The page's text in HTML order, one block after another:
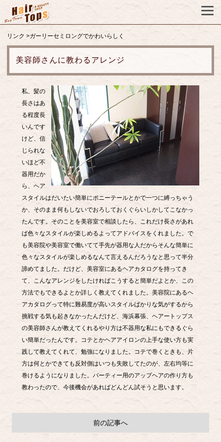
リンク >ガーリーセミロングでかわいらしく
美容師さんに教わるアレンジ
私、髪の
長さはあ
る程度長
いんです
けど、信
じられな
いほど不
器用だか
ら、ヘア
スタイルはだいたい簡単にポニーテールとかで一つに縛っちゃう
か、そのまま何もしないでおろしておくぐらいしかしてこなかっ
たんです。そのことを美容室で相談したら、これだけ長さがあれ
ば色々なスタイルが楽しめるよってアドバイスをくれました。で
も美容院や美容室で働いてて手先が器用な人だからそんな簡単に
色々なスタイルが楽しめるなんて言えるんだろうなと思って半分
諦めてました。だけど、美容室にあるヘアカタログを持ってき
て、こんなアレンジをしたければこうすると簡単だよとか、この
方法でもできるよとか詳しく教えてくれました。美容院にあるヘ
アカタログって特に難易度が高いスタイルばかりな気がするから
挑戦する気も起きなかったんだけど、海浜幕張、ヘアートップス
の美容師さんが教えてくれるやり方は不器用な私にもできるぐら
い簡単だったんです。コテとかヘアアイロンの上手な使い方も実
践して教えてくれて、勉強になりました。コテで巻くときも、片
方は何とかできても反対側はいつも失敗してたのが、左右均等に
巻けるようになりました。パーティー用のアップヘアの作り方も
教わったので、今後機会があればどんどん試そうと思います。
前の記事へ